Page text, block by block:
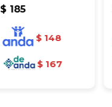
16.3x9cm
$ 185
$ 148
$ 167